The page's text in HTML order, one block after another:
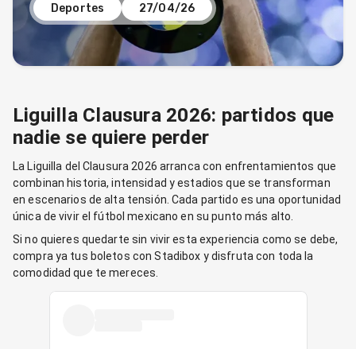
Deportes 27/04/26
Liguilla Clausura 2026: partidos que
nadie se quiere perder
La Liguilla del Clausura 2026 arranca con enfrentamientos que
combinan historia, intensidad y estadios que se transforman
en escenarios de alta tensión. Cada partido es una oportunidad
única de vivir el fútbol mexicano en su punto más alto.
Si no quieres quedarte sin vivir esta experiencia como se debe,
compra ya tus boletos con Stadibox y disfruta con toda la
comodidad que te mereces.